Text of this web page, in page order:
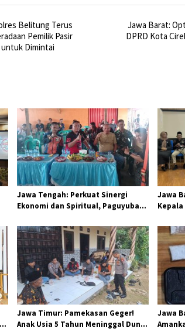
Belitung Terus
Pemilik Pasir
untuk Dimintai
Jawa Barat:
DPRD Kota
Jawa Tengah: Perkuat Sinergi
Ekonomi dan Spiritual, Paguyuban
Losari
Jawa
Kepala
Jawa Timur: Pamekasan Geger!
Anak Usia 5 Tahun Meninggal Dunia
Jawa